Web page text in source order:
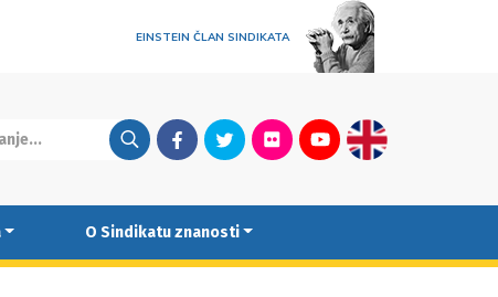
EINSTEIN ČLAN SINDIKATA
FacebookTwitterFlickrYoutubeEnglish
O Sindikatu znanosti